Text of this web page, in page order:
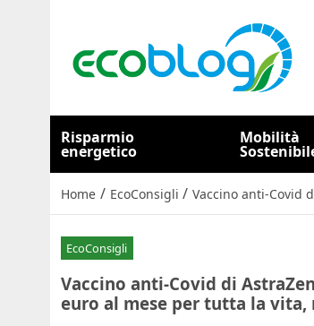
Risparmio
energetico
Mobilità
Home / EcoConsigli / Vaccino anti-Covid
EcoConsigli
Vaccino anti-Covid di
euro al mese per tutta la